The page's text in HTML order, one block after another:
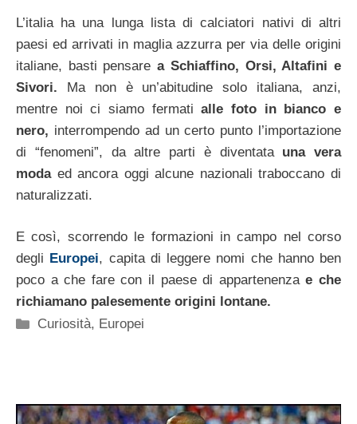
L’italia ha una lunga lista di calciatori nativi di altri
paesi ed arrivati in maglia azzurra per via delle origini
italiane, basti pensarea Schiaffino, Orsi, Altafini e
Sivori. Ma non è un’abitudine solo italiana, anzi,
mentre noi ci siamo fermatialle foto in bianco e
nero, interrompendo ad un certo punto l’importazione
di “fenomeni”, da altre parti è diventata una vera
modaed ancora oggi alcune nazionali traboccano di
naturalizzati.
E così, scorrendo le formazioni in campo nel corso
degli Europei, capita di leggere nomi che hanno ben
poco a che fare con il paese di appartenenzae che
richiamano palesemente origini lontane.
Categorie
Curiosità, Europei